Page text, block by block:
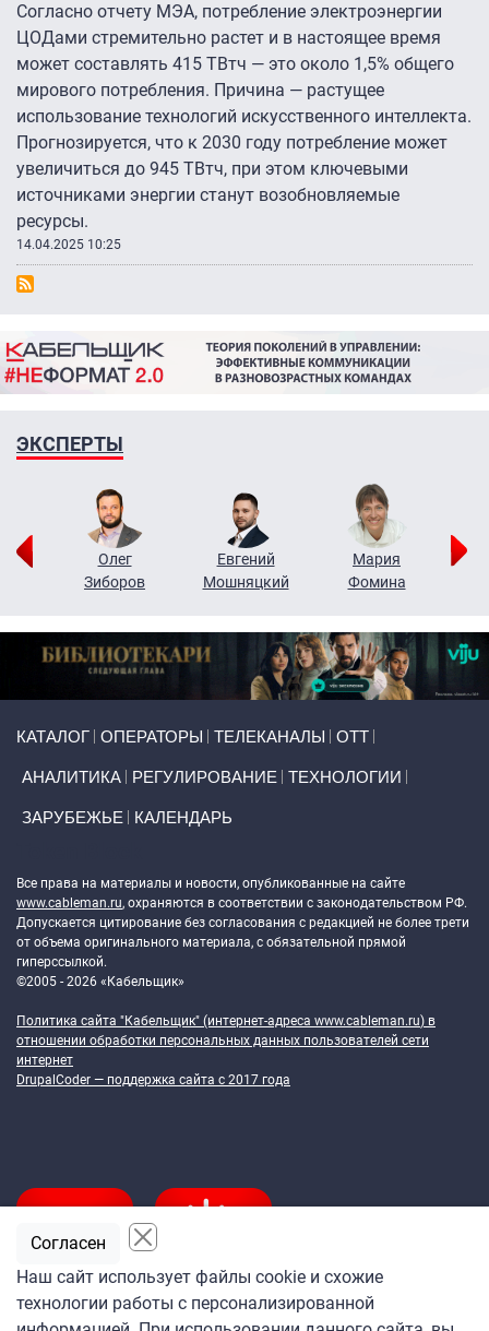
Согласно отчету МЭА, потребление электроэнергии
ЦОДами стремительно растет и в настоящее время
может составлять 415 ТВтч — это около 1,5% общего
мирового потребления. Причина — растущее
использование технологий искусственного интеллекта.
Прогнозируется, что к 2030 году потребление может
увеличиться до 945 ТВтч, при этом ключевыми
источниками энергии станут возобновляемые
ресурсы.
14.04.2025 10:25
ЭКСПЕРТЫ
Олег
Зиборов
Евгений
Мошняцкий
Мария
Фомина
КАТАЛОГ ОПЕРАТОРЫ ТЕЛЕКАНАЛЫ ОТТ
АНАЛИТИКА РЕГУЛИРОВАНИЕ ТЕХНОЛОГИИ
ЗАРУБЕЖЬЕ КАЛЕНДАРЬ
Все права на материалы и новости, опубликованные на сайте
www.cableman.ru, охраняются в соответствии с законодательством РФ.
Допускается цитирование без согласования с редакцией не более трети
от объема оригинального материала, с обязательной прямой
гиперссылкой.
©2005 - 2026 «Кабельщик»
Политика сайта "Кабельщик" (интернет-адреса www.cableman.ru) в
отношении обработки персональных данных пользователей сети
интернет
DrupalCoder — поддержка сайта c 2017 года
Подпишитесь
Наш сайт использует файлы cookie и схожие
технологии работы с персонализированной
Согласен